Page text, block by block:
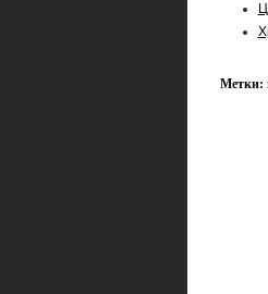
Метки: